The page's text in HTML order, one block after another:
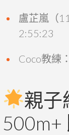
盧芷嵐（
2:55:23
Coco教練
親子
500m+